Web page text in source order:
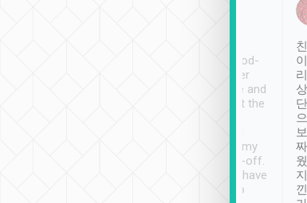
service, vehicles in good-
condition and the driver
service was awesome and
thoughtful. Driver went the
have safely arrived at my
destination after drop-off.
Definitely something I have
not seen elsewhere 👍